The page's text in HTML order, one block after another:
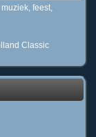
feest,
Classic